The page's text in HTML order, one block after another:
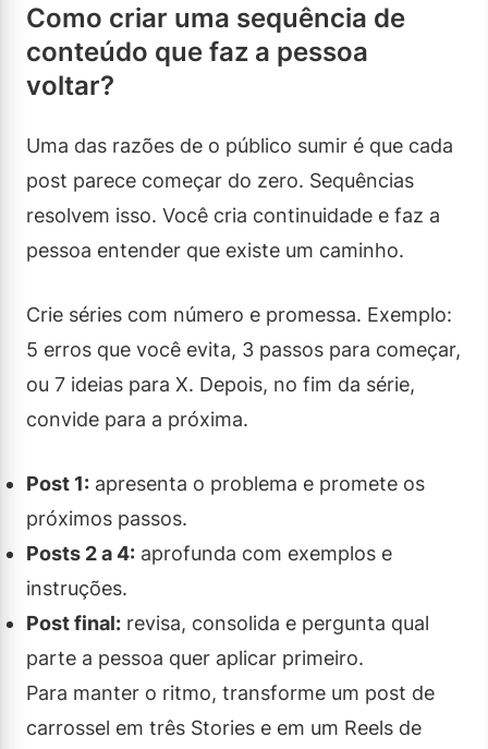
Como criar uma sequência de
conteúdo que faz a pessoa
voltar?
Uma das razões de o público sumir é que cada
post parece começar do zero. Sequências
resolvem isso. Você cria continuidade e faz a
pessoa entender que existe um caminho.
Crie séries com número e promessa. Exemplo:
5 erros que você evita, 3 passos para começar,
ou 7 ideias para X. Depois, no fim da série,
convide para a próxima.
Post 1: apresenta o problema e promete os
próximos passos.
Posts 2 a 4: aprofunda com exemplos e
instruções.
Post final: revisa, consolida e pergunta qual
parte a pessoa quer aplicar primeiro.
Para manter o ritmo, transforme um post de
carrossel em três Stories e em um Reels de